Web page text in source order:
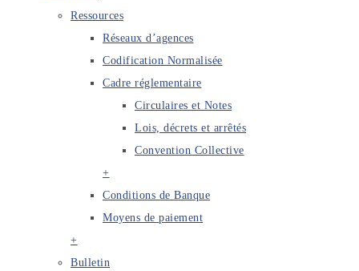
Ressources
Réseaux d’agences
Codification Normalisée
Cadre réglementaire
Circulaires et Notes
Lois, décrets et arrêtés
Convention Collective
+
Conditions de Banque
Moyens de paiement
+
Bulletin